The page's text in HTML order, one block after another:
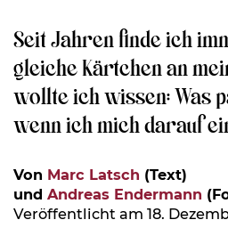
Seit Jahren finde ich
gleiche Kärtchen an
wollte ich wissen: Was
wenn ich mich darauf
Von Marc Latsch (Text)
und Andreas Endermann
Veröffentlicht am 18.